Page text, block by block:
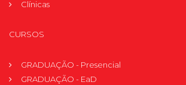
Clínicas
CURSOS
GRADUAÇÃO - Presencial
GRADUAÇÃO - EaD